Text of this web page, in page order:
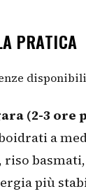
PRATICA
(2-3 ore
a
più